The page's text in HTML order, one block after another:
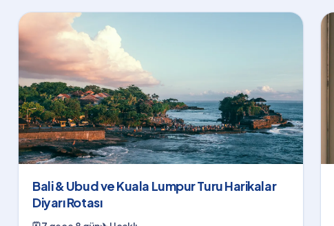
Bali & Ubud ve Kuala Lumpur Turu Harikalar
Diyarı Rotası